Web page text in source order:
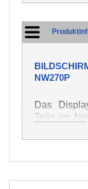
NW270P
Das
Teile im
auf
Er dient zur
schnell,